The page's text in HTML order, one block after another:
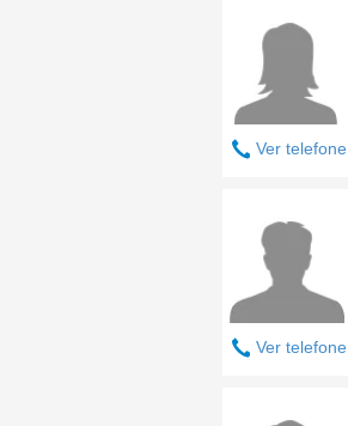
Ver telefone
Ver telefone